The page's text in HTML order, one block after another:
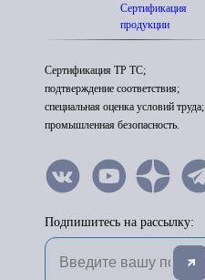
Сертификация
продукции
Сертификация ТР ТС;
подтверждение соответствия;
специальная оценка условий труда;
промышленная безопасность.
Подпишитесь на рассылку: